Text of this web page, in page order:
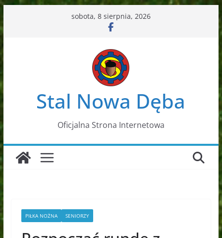
do
sobota, 8 sierpnia, 2026
Stal Nowa Dęba
Oficjalna Strona Internetowa
PIŁKA NOŻNA SENIORZY